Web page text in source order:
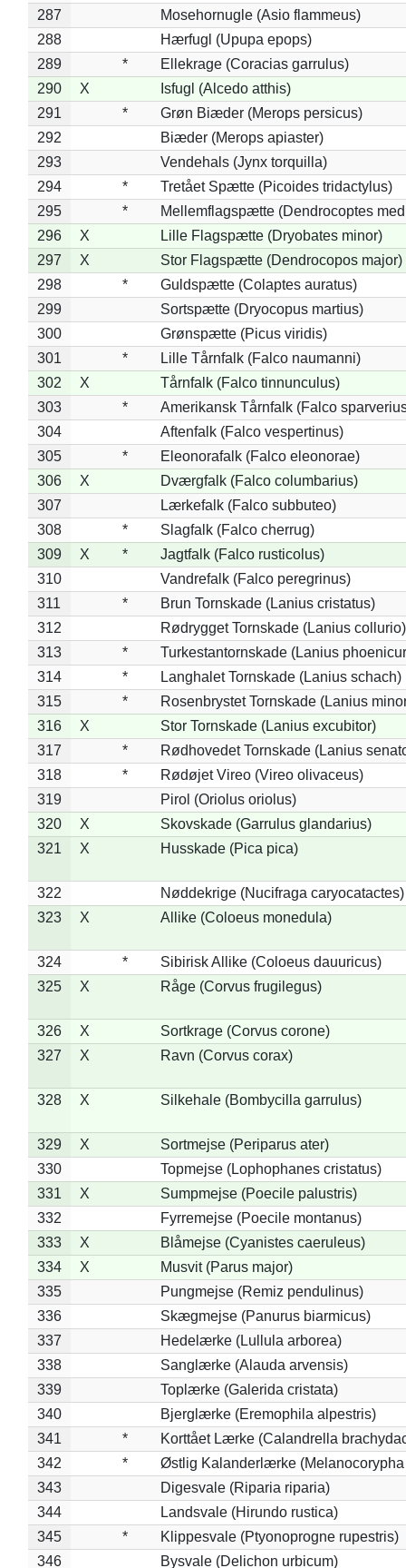
287
Mosehornugle (Asio flammeus)
288
Hærfugl (Upupa epops)
289
*
Ellekrage (Coracias garrulus)
290
X
Isfugl (Alcedo atthis)
291
*
Grøn Biæder (Merops persicus)
292
Biæder (Merops apiaster)
293
Vendehals (Jynx torquilla)
294
*
Tretået Spætte (Picoides tridactylus)
295
*
Mellemflagspætte (Dendrocoptes
296
X
Lille Flagspætte (Dryobates minor)
297
X
Stor Flagspætte (Dendrocopos major)
298
*
Guldspætte (Colaptes auratus)
299
Sortspætte (Dryocopus martius)
300
Grønspætte (Picus viridis)
301
*
Lille Tårnfalk (Falco naumanni)
302
X
Tårnfalk (Falco tinnunculus)
303
*
Amerikansk Tårnfalk (Falco
304
Aftenfalk (Falco vespertinus)
305
*
Eleonorafalk (Falco eleonorae)
306
X
Dværgfalk (Falco columbarius)
307
Lærkefalk (Falco subbuteo)
308
*
Slagfalk (Falco cherrug)
309
X *
Jagtfalk (Falco rusticolus)
310
Vandrefalk (Falco peregrinus)
311
*
Brun Tornskade (Lanius cristatus)
312
Rødrygget Tornskade (Lanius collurio)
313
*
Turkestantornskade (Lanius
314
*
Langhalet Tornskade (Lanius schach)
315
*
Rosenbrystet Tornskade (Lanius
316
X
Stor Tornskade (Lanius excubitor)
317
*
Rødhovedet Tornskade (Lanius
318
*
Rødøjet Vireo (Vireo olivaceus)
319
Pirol (Oriolus oriolus)
320
X
Skovskade (Garrulus glandarius)
321
X Husskade (Pica pica)
322
Nøddekrige (Nucifraga caryocatactes)
323
X Allike (Coloeus monedula)
324 *
Sibirisk Allike (Coloeus dauuricus)
325
X Råge (Corvus frugilegus)
326 X
Sortkrage (Corvus corone)
327
X Ravn (Corvus corax)
328 X Silkehale (Bombycilla garrulus)
329 X
Sortmejse (Periparus ater)
330
Topmejse (Lophophanes cristatus)
331
X
Sumpmejse (Poecile palustris)
332
Fyrremejse (Poecile montanus)
333
X
Blåmejse (Cyanistes caeruleus)
334
X
Musvit (Parus major)
335
Pungmejse (Remiz pendulinus)
336
Skægmejse (Panurus biarmicus)
337
Hedelærke (Lullula arborea)
338
Sanglærke (Alauda arvensis)
339
Toplærke (Galerida cristata)
340
Bjerglærke (Eremophila alpestris)
341
*
Korttået Lærke (Calandrella
342
*
Østlig Kalanderlærke (Melanocorypha
343
Digesvale (Riparia riparia)
344
Landsvale (Hirundo rustica)
345
*
Klippesvale (Ptyonoprogne rupestris)
346
Bysvale (Delichon urbicum)